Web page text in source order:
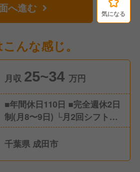
へ進む 気になる
んな感じ。
月収 25~34 万円
■年間休日110日 ■完全週休2日
制(月8〜9日) └月2回シフト希
望を募り、考慮してお休みを
調整します！ ■産前産後休暇※
千葉県 成田市
気になる